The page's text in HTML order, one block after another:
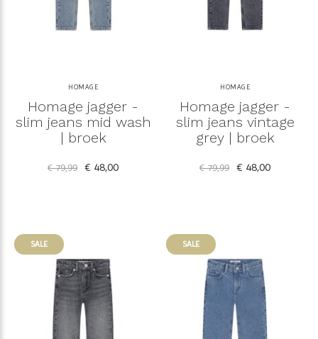
HOMAGE
Homage jagger -
slim jeans mid wash
| broek
€ 79,99 € 48,00
HOMAGE
Homage jagger -
slim jeans vintage
grey | broek
€ 79,99 € 48,00
SALE SALE